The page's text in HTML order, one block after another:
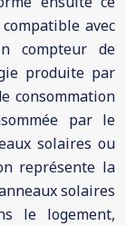
avec
compteur de
produite par
consommation
par le
solaires ou
représente la
solaires
le logement,